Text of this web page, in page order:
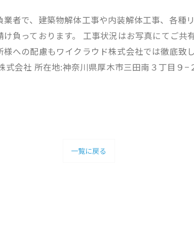
者で、建築物解体工事や内装解体工事、各種
負っております。 工事状況はお写真にてご共
への配慮もワイクラウド株式会社では徹底致
会社 所在地:神奈川県厚木市三田南３丁目９−
一覧に戻る